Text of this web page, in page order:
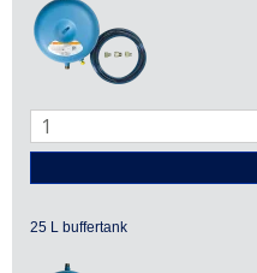
25 L buffertank